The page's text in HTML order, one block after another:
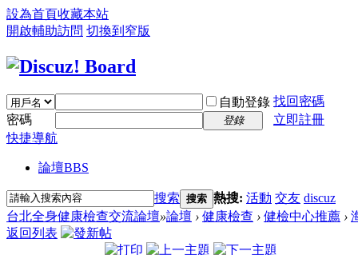
設為首頁收藏本站
開啟輔助訪問 切換到窄版
自動登錄 找回密碼
密碼
登錄
立即註冊
快捷導航
論壇BBS
搜索 搜索 熱搜: 活動 交友 discuz
台北全身健康檢查交流論壇»論壇 › 健康檢查 › 健檢中心推薦 ›
返回列表